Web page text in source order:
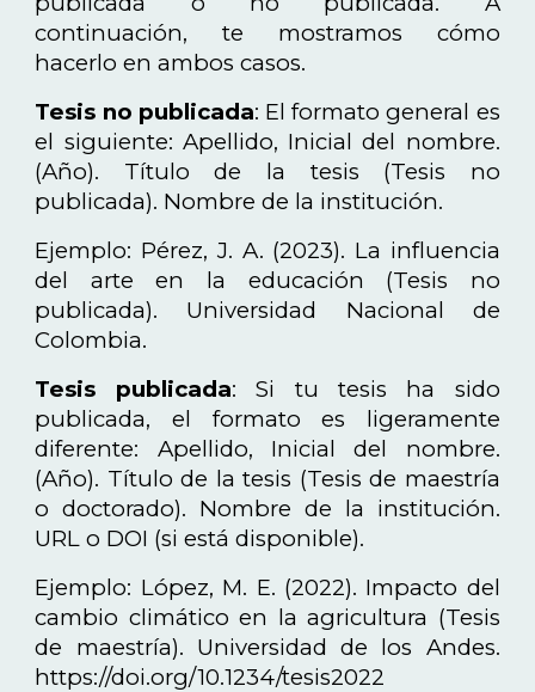
continuación, te mostramos cómo
hacerlo en ambos casos.
Tesis no publicada: El formato general es
el siguiente: Apellido, Inicial del nombre.
(Año). Título de la tesis (Tesis no
publicada). Nombre de la institución.
Ejemplo: Pérez, J. A. (2023). La influencia
del arte en la educación (Tesis no
publicada). Universidad Nacional de
Colombia.
Tesis publicada: Si tu tesis ha sido
publicada, el formato es ligeramente
diferente: Apellido, Inicial del nombre.
(Año). Título de la tesis (Tesis de maestría
o doctorado). Nombre de la institución.
URL o DOI (si está disponible).
Ejemplo: López, M. E. (2022). Impacto del
cambio climático en la agricultura (Tesis
de maestría). Universidad de los Andes.
https://doi.org/10.1234/tesis2022